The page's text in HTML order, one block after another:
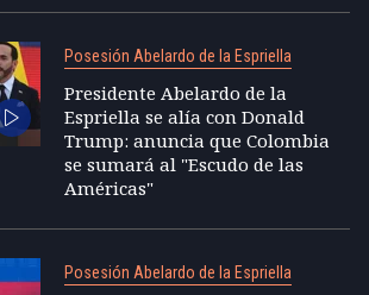
Posesión Abelardo de la Espriella
Presidente Abelardo de la
Espriella se alía con Donald
Trump: anuncia que Colombia
se sumará al "Escudo de las
Américas"
Posesión Abelardo de la Espriella